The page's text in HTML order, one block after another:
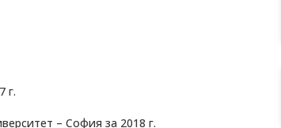
г.
– София за 2018 г.